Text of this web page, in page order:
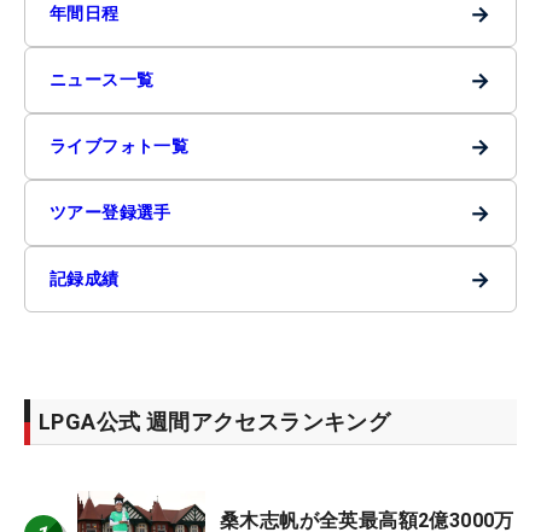
年間日程 →
ニュース一覧 →
ライブフォト一覧 →
ツアー登録選手 →
記録成績 →
LPGA公式 週間アクセスランキング
桑木志帆が全英最高額2億3000万